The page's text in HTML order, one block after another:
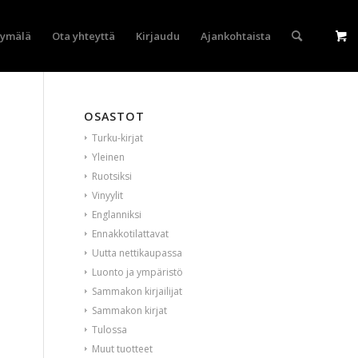
Ota yhteyttä Kirjaudu Ajankohtaista
OSASTOT
Turku-kirjat
Yleinen
Ruotsiksi
Vinyylit
Englanniksi
Ennakkotilattavat
Uutta nettikaupassa
Luonto ja ympäristö
Sammakon kirjailijat
Sammakon kirjat
Tulossa
Muut tuotteet